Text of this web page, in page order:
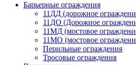
Барьерные ограждения
11ДД (дорожное
11ДО (Дорожное
11МД (мостовое
11МО (мостовое
Перильные ограждения
Тросовые ограждения